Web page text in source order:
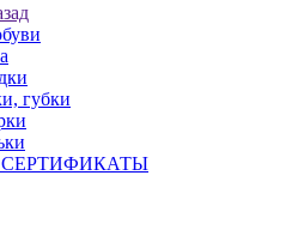
губки